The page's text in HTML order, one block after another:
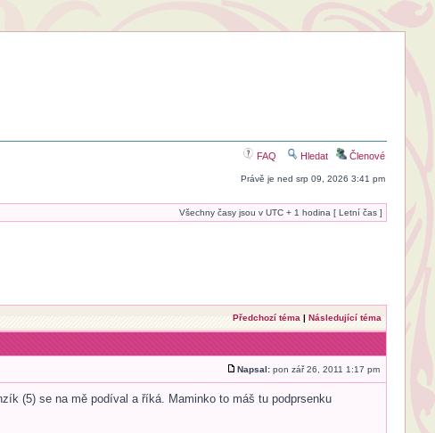
FAQ Hledat Členové
Právě je ned srp 09, 2026 3:41 pm
Všechny časy jsou v UTC + 1 hodina [ Letní čas ]
Předchozí téma | Následující téma
Napsal:pon zář 26, 2011 1:17 pm
(5) se na mě podíval a říká. Maminko to máš tu podprsenku